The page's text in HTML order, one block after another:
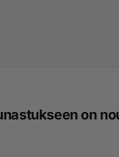
on